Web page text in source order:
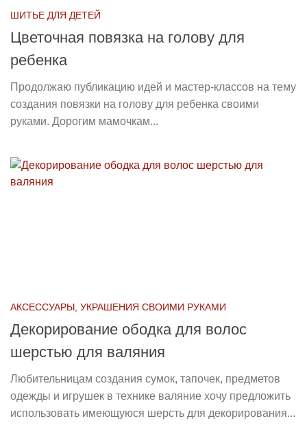
ШИТЬЕ ДЛЯ ДЕТЕЙ
Цветочная повязка на голову для
ребенка
Продолжаю публикацию идей и мастер-классов на тему
создания повязки на голову для ребенка своими
руками. Дорогим мамочкам...
АКСЕССУАРЫ, УКРАШЕНИЯ СВОИМИ РУКАМИ
Декорирование ободка для волос
шерстью для валяния
Любительницам создания сумок, тапочек, предметов
одежды и игрушек в технике валяние хочу предложить
использовать имеющуюся шерсть для декорирования...